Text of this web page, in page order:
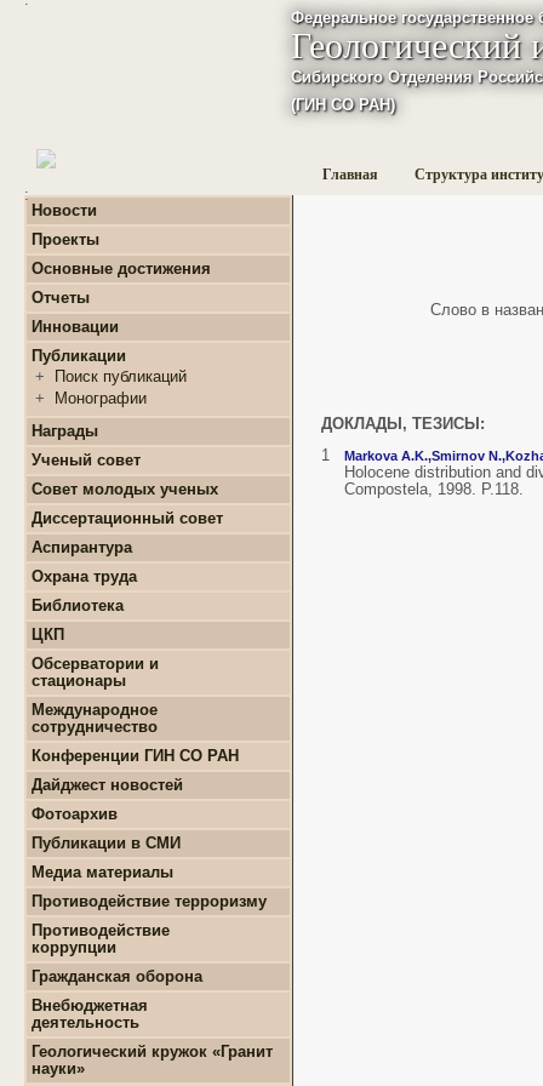
Федеральное
Сибирского Отделения
(ГИН СО РАН)
Главная Структура
:
Новости
Проекты
+
базовые проекты по
приоритетным
+ Гранты
+ Международные
проекты и соглашения
+
Завершенные проекты.
Основные достижения
Отчеты
+
Фундаментальные
базовые проекты по
приоритетным
направлениям РАН
Программы Президиума
РАН
+
Программы Отделения
наук о Земле РАН
+ Проекты Комплексной
программы Сибирского
отделения РАН
Инновации
Публикации
+
Поиск публикаций
+
Монографии
Награды
Ученый совет
Совет молодых ученых
+
+
Список молодых ученых
+
Положение о СМУ ГИН
СО РАН
+ ФЦП "ЖИЛИЩЕ"
+ Популяризация науки
Диссертационный совет
Аспирантура
+
деятельность
+ Информация для
поступающих
+ Поступление в ВУЗ
онлайн
+ Аттестация аспирантов
+ Личные кабинеты
аспирантов
+
Нормативные документы
+
Полезные ссылки
Охрана труда
Библиотека
ЦКП
+
+ Оборудование
+
образцов
+ Документы
Обсерватории и
стационары
+
+ Обсерватории
+
Стационары
+
Контакты
Международное
сотрудничество
Конференции ГИН СО РАН
Дайджест новостей
+
Геология
+ Месторождения
+ Землятрясения
+
Вулканы
+
+ Экономика
+ Палеонтология
+ Интересно
Фотоархив
Публикации в СМИ
Медиа материалы
Противодействие терроризму
Противодействие
коррупции
+
Нормативно-правовые и
иные акты в сфере
противодействия
коррупции
+
Методические
материалы
+ Формы документов,
Гражданская оборона
Внебюджетная
деятельность
+
Геологоразведочные
работы
Геотехнические
Геологический кружок «Гранит
науки»
Слово в
ДОКЛАДЫ, ТЕЗИСЫ:
1
Markova A.K.,Smirnov N.,
Holocene distribution and
Compostela, 1998. P.118.